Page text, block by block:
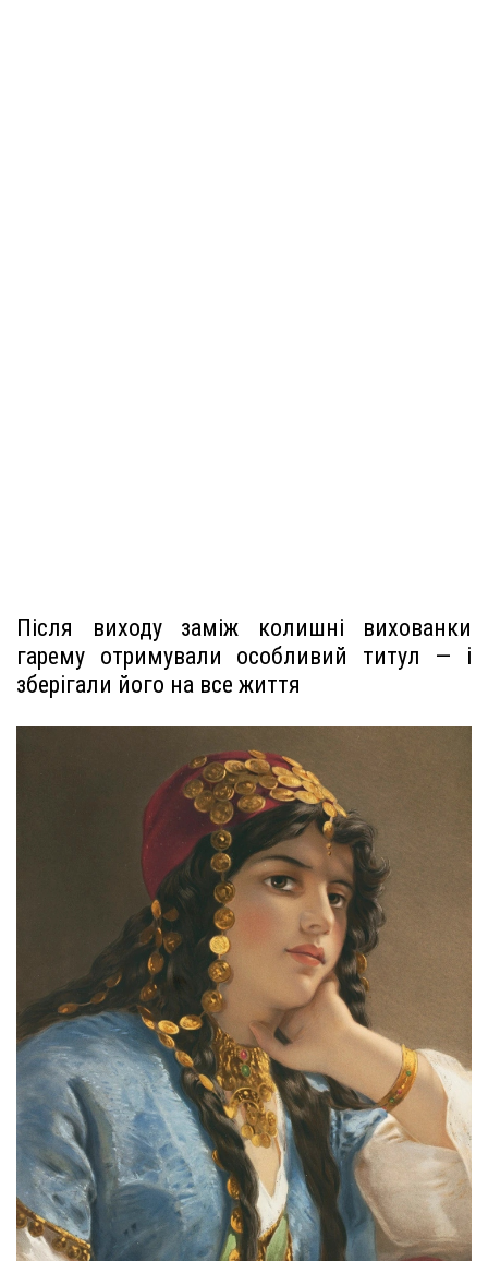
Після виходу заміж колишні вихованки
гарему отримували особливий титул — і
зберігали його на все життя